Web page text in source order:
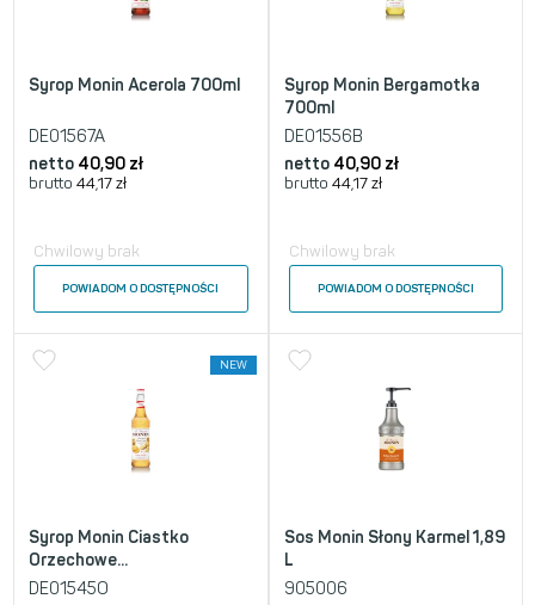
Syrop Monin Acerola 700ml
DE01567A
netto 40,90 zł
brutto 44,17 zł
Chwilowy brak
POWIADOM O DOSTĘPNOŚCI
Syrop Monin Bergamotka
700ml
DE01556B
netto 40,90 zł
brutto 44,17 zł
Chwilowy brak
POWIADOM O DOSTĘPNOŚCI
NEW
Syrop Monin Ciastko
Orzechowe...
DE01545O
Sos Monin Słony Karmel 1,89
L
905006